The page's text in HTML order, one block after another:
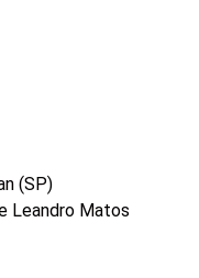
(SP)
Leandro Matos